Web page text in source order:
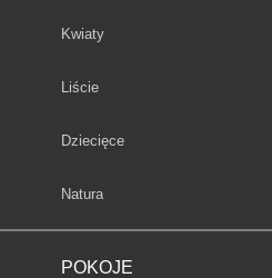
Fototapety
Kwiaty
Fototapety
Liście
Fototapety
Dziecięce
Fototapety
Natura
POKOJE